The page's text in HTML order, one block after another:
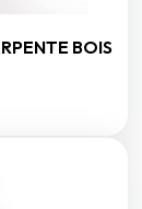
BOIS